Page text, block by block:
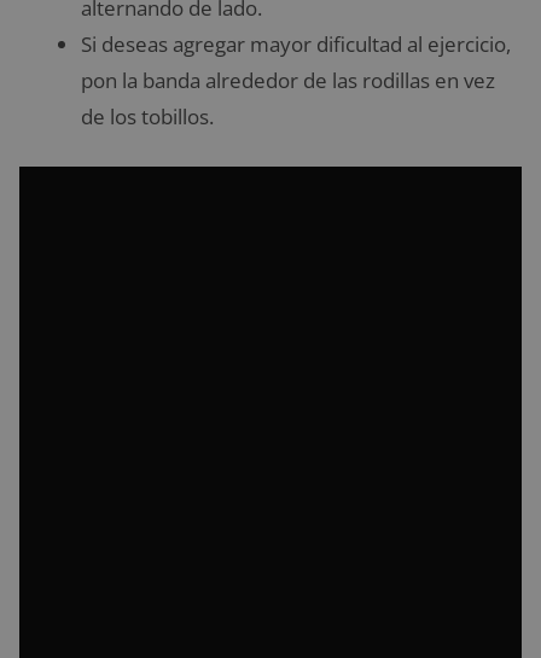
alternando de lado.
Si deseas agregar mayor dificultad al ejercicio,
pon la banda alrededor de las rodillas en vez
de los tobillos.